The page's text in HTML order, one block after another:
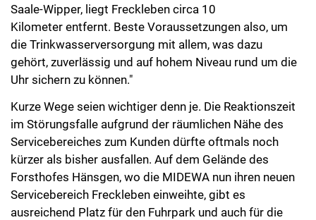
Saale-Wipper, liegt Freckleben circa 10
Kilometer entfernt. Beste Voraussetzungen also, um
die Trinkwasserversorgung mit allem, was dazu
gehört, zuverlässig und auf hohem Niveau rund um die
Uhr sichern zu können."
Kurze Wege seien wichtiger denn je. Die Reaktionszeit
im Störungsfalle aufgrund der räumlichen Nähe des
Servicebereiches zum Kunden dürfte oftmals noch
kürzer als bisher ausfallen. Auf dem Gelände des
Forsthofes Hänsgen, wo die MIDEWA nun ihren neuen
Servicebereich Freckleben einweihte, gibt es
ausreichend Platz für den Fuhrpark und auch für die